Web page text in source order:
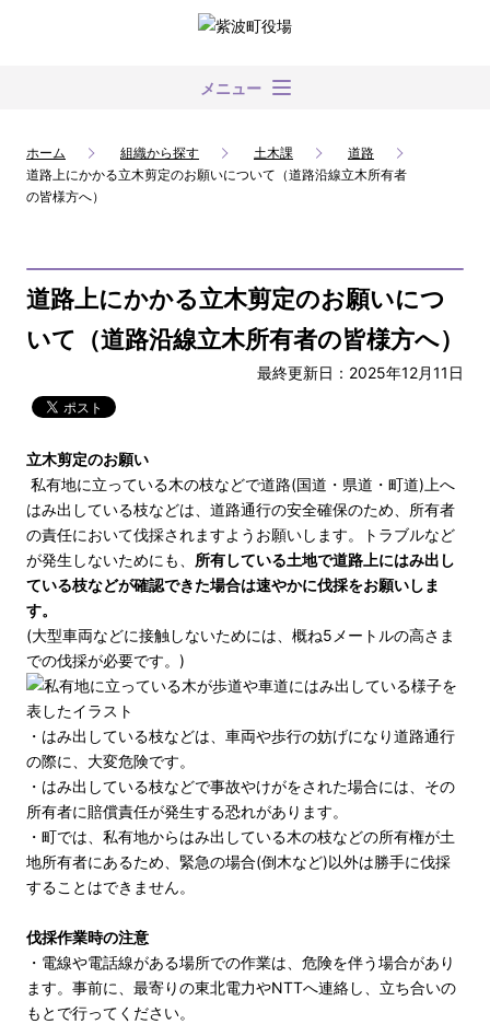
メニュー
ホーム 組織から探す 土木課
道路
道路上にかかる立木剪定のお願いについて（道路沿線立木所有者
の皆様方へ）
道路上にかかる立木剪定のお願いにつ
いて（道路沿線立木所有者の皆様方へ）
最終更新日：2025年12月11日
立木剪定のお願い
私有地に立っている木の枝などで道路(国道・県道・町道)上へ
はみ出している枝などは、道路通行の安全確保のため、所有者
の責任において伐採されますようお願いします。トラブルなど
が発生しないためにも、 所有している土地で道路上にはみ出し
ている枝などが確認できた場合は速やかに伐採をお願いしま
す。
(大型車両などに接触しないためには、概ね5メートルの高さま
での伐採が必要です。)
・はみ出している枝などは、車両や歩行の妨げになり道路通行
の際に、大変危険です。
・はみ出している枝などで事故やけがをされた場合には、その
所有者に賠償責任が発生する恐れがあります。
・町では、私有地からはみ出している木の枝などの所有権が土
地所有者にあるため、緊急の場合(倒木など)以外は勝手に伐採
することはできません。
伐採作業時の注意
・電線や電話線がある場所での作業は、危険を伴う場合があり
ます。事前に、最寄りの東北電力やNTTへ連絡し、立ち合いの
もとで行ってください。